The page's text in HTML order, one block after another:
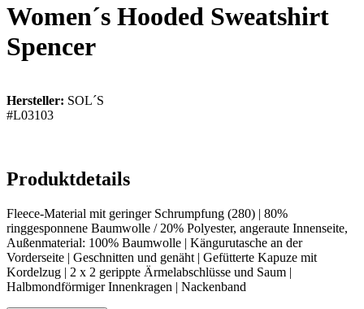
Women´s Hooded Sweatshirt
Spencer
Hersteller: SOL´S
#L03103
Produktdetails
Fleece-Material mit geringer Schrumpfung (280) | 80%
ringgesponnene Baumwolle / 20% Polyester, angeraute Innenseite,
Außenmaterial: 100% Baumwolle | Kängurutasche an der
Vorderseite | Geschnitten und genäht | Gefütterte Kapuze mit
Kordelzug | 2 x 2 gerippte Ärmelabschlüsse und Saum |
Halbmondförmiger Innenkragen | Nackenband